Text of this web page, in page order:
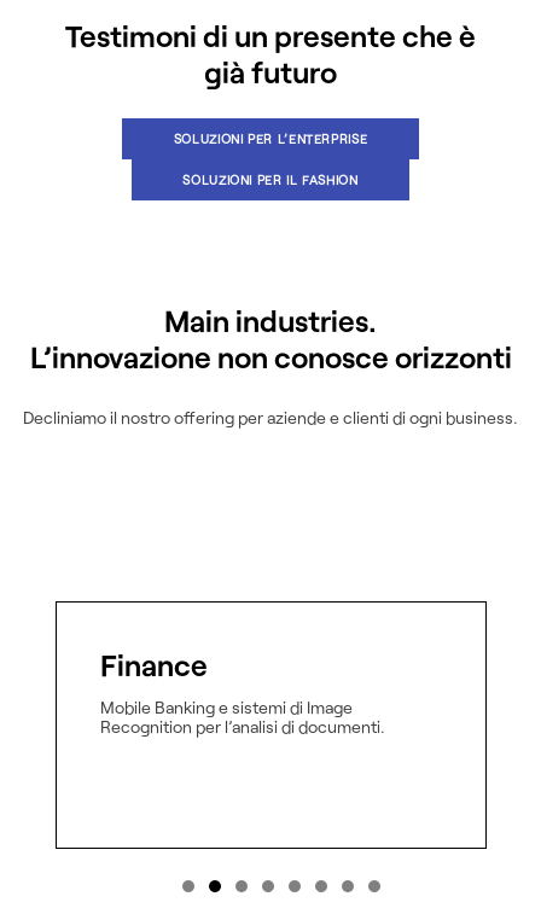
Testimoni di un presente che è
già futuro
SOLUZIONI PER L’ENTERPRISE
SOLUZIONI PER IL FASHION
Main industries.
L’innovazione non conosce orizzonti
Decliniamo il nostro offering per aziende e clienti di ogni business.
sistemi di Image
di documenti.
Soluzioni di workforce
riconoscimento immagini